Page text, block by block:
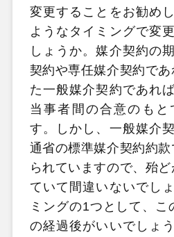
変更することをお勧め
ようなタイミングで変
しょうか。媒介契約の
契約や専任媒介契約で
た一般媒介契約であれ
当事者間の合意のもと
す。しかし、一般媒介
通省の標準媒介契約約
られていますので、殆
ていて間違いないでし
ミングの1つとして、こ
の経過後がいいでしょ